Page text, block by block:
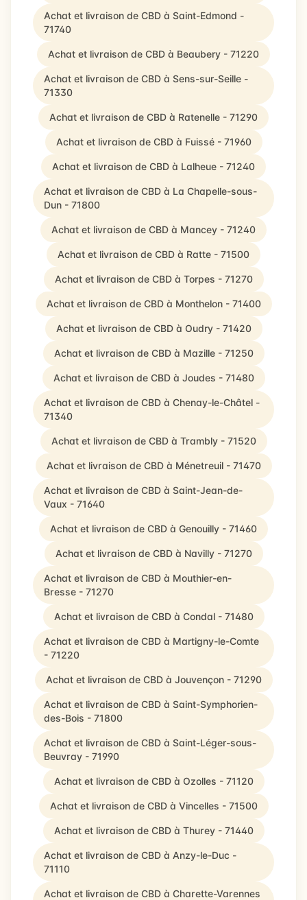
Achat et livraison de CBD à Saint-Edmond -
71740
Achat et livraison de CBD à Beaubery - 71220
Achat et livraison de CBD à Sens-sur-Seille -
71330
Achat et livraison de CBD à Ratenelle - 71290
Achat et livraison de CBD à Fuissé - 71960
Achat et livraison de CBD à Lalheue - 71240
Achat et livraison de CBD à La Chapelle-sous-
Dun - 71800
Achat et livraison de CBD à Mancey - 71240
Achat et livraison de CBD à Ratte - 71500
Achat et livraison de CBD à Torpes - 71270
Achat et livraison de CBD à Monthelon - 71400
Achat et livraison de CBD à Oudry - 71420
Achat et livraison de CBD à Mazille - 71250
Achat et livraison de CBD à Joudes - 71480
Achat et livraison de CBD à Chenay-le-Châtel -
71340
Achat et livraison de CBD à Trambly - 71520
Achat et livraison de CBD à Ménetreuil - 71470
Achat et livraison de CBD à Saint-Jean-de-
Vaux - 71640
Achat et livraison de CBD à Genouilly - 71460
Achat et livraison de CBD à Navilly - 71270
Achat et livraison de CBD à Mouthier-en-
Bresse - 71270
Achat et livraison de CBD à Condal - 71480
Achat et livraison de CBD à Martigny-le-Comte
- 71220
Achat et livraison de CBD à Jouvençon - 71290
Achat et livraison de CBD à Saint-Symphorien-
des-Bois - 71800
Achat et livraison de CBD à Saint-Léger-sous-
Beuvray - 71990
Achat et livraison de CBD à Ozolles - 71120
Achat et livraison de CBD à Vincelles - 71500
Achat et livraison de CBD à Thurey - 71440
Achat et livraison de CBD à Anzy-le-Duc -
71110
Achat et livraison de CBD à Charette-Varennes